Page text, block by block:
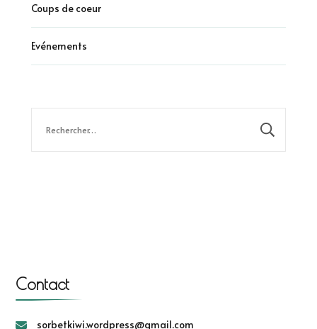
Coups de coeur
Evénements
Contact
sorbetkiwi.wordpress@gmail.com